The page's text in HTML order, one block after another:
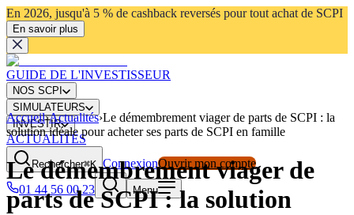
En 2026, jusqu'à 5 % de cashback reversés pour tout achat de SCPI
En savoir plus
GUIDE DE L'INVESTISSEUR
NOS SCPI
SIMULATEURS
INVESTIR
ACTUALITÉS
Rechercher⌘K ConnexionOuvrir mon compte
01 44 56 00 23
Menu
Accueil›Actualités›Le démembrement viager de parts de SCPI : la
solution idéale pour acheter ses parts de SCPI en famille
Le démembrement viager de
parts de SCPI : la solution